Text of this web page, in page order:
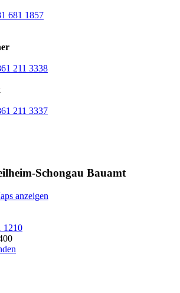
681 1857
211 3338
211 3337
Schongau Bauamt
anzeigen
1210